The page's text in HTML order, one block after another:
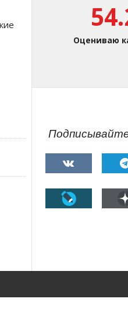
Оцениваю